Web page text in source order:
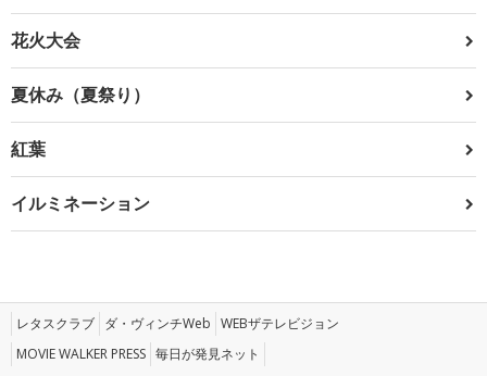
花火大会
夏休み（夏祭り）
紅葉
イルミネーション
レタスクラブ ダ・ヴィンチWeb WEBザテレビジョン
MOVIE WALKER PRESS 毎日が発見ネット